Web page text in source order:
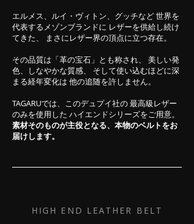
エルメス、ルイ・ヴィトン、グッチなど 世界を
代表するメゾンブランドに レザーを供給し続け
てきた、 まさにレザー界の頂点に立つ存在。
その品質は「革の宝石」とも称され、 美しい発
色、しなやかな質感、 そして使い込むほどに深
まる経年変化は 他の追随を許しません。
TAGARUでは、このデュプイ社の 最高級レザー
のみを使用した ハイエンドシリーズをご用意。
素材そのものが主役となる、本物のベルトをお
届けします。
HIGH END LEATHER BELT